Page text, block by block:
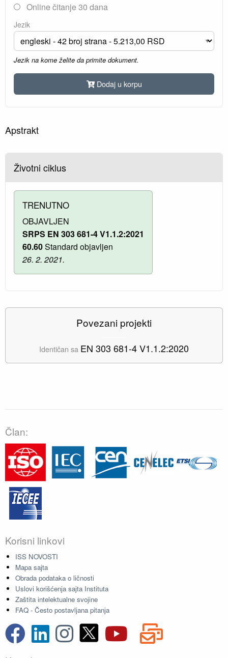
Online čitanje 30 dana
Jezik
Jezik na kome želite da primite dokument.
Dodaj u korpu
Apstrakt
Životni ciklus
TRENUTNO
OBJAVLJEN
SRPS EN 303 681-4 V1.1.2:2021
60.60Standard objavljen
26. 2. 2021.
Povezani projekti
Identičan sa EN 303 681-4 V1.1.2:2020
Član:
Korisni linkovi
ISS NOVOSTI
Mapa sajta
Obrada podataka o ličnosti
Uslovi korišćenja sajta Instituta
Zaštita intelektualne svojine
FAQ - Često postavljana pitanja